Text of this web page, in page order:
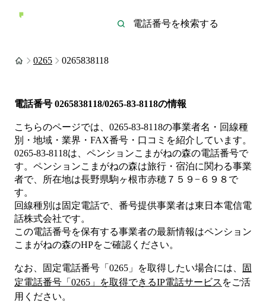
0265 0265838118
電話番号 0265838118/0265-83-8118の情報
こちらのページでは、 0265-83-8118の事業者名・回線種
別・地域・業界・FAX番号・口コミを紹介しています。
0265-83-8118は、 ペンションこまがねの森の電話番号で
す。 ペンションこまがねの森は旅行・宿泊に関わる事業
者で、所在地は長野県駒ヶ根市赤穂７５９−６９８ で
す。
回線種別は固定電話で、番号提供事業者は東日本電信電
話株式会社です。
この電話番号を保有する事業者の最新情報はペンション
こまがねの森のHPをご確認ください。
なお、固定電話番号「 0265 」を取得したい場合には、
固
定電話番号「 0265 」を取得できるIP電話サービス をご活
用ください。